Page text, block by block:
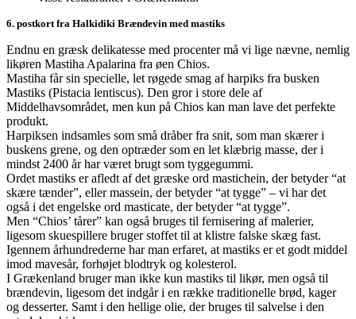
6. postkort fra Halkidiki Brændevin med mastiks
Endnu en græsk delikatesse med procenter må vi lige nævne, nemlig
likøren Mastiha Apalarina fra øen Chios.
Mastiha får sin specielle, let røgede smag af harpiks fra busken
Mastiks (Pistacia lentiscus). Den gror i store dele af
Middelhavsområdet, men kun på Chios kan man lave det perfekte
produkt.
Harpiksen indsamles som små dråber fra snit, som man skærer i
buskens grene, og den optræder som en let klæbrig masse, der i
mindst 2400 år har været brugt som tyggegummi.
Ordet mastiks er afledt af det græske ord mastichein, der betyder “at
skære tænder”, eller massein, der betyder “at tygge” – vi har det
også i det engelske ord masticate, der betyder “at tygge”.
Men “Chios’ tårer” kan også bruges til fernisering af malerier,
ligesom skuespillere bruger stoffet til at klistre falske skæg fast.
Igennem århundrederne har man erfaret, at mastiks er et godt middel
imod mavesår, forhøjet blodtryk og kolesterol.
I Grækenland bruger man ikke kun mastiks til likør, men også til
brændevin, ligesom det indgår i en række traditionelle brød, kager
og desserter. Samt i den hellige olie, der bruges til salvelse i den